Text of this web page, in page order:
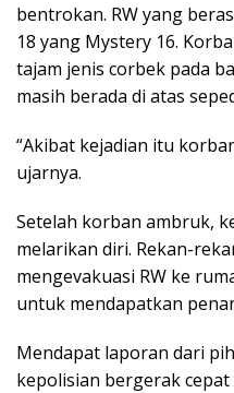
bentrokan. RW yang
18 yang Mystery 16.
tajam jenis corbek pada
masih berada di atas
“Akibat kejadian itu
ujarnya.
Setelah korban ambruk,
melarikan diri. Rekan-
mengevakuasi RW ke
untuk mendapatkan
Mendapat laporan dari
kepolisian bergerak